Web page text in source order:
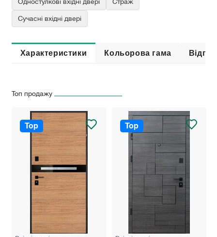
Одностулкові вхідні двері Страж
Сучасні вхідні двері
Характеристики Кольорова гама
Топ продажу
Top Top